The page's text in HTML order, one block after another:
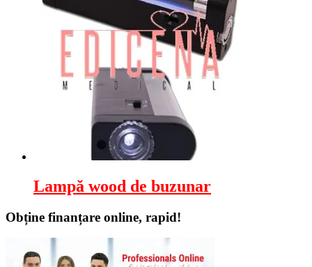
Lampă wood de buzunar
Obține finanțare online, rapid!